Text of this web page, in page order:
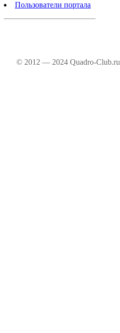
Пользователи портала
© 2012 — 2024 Quadro-Club.ru